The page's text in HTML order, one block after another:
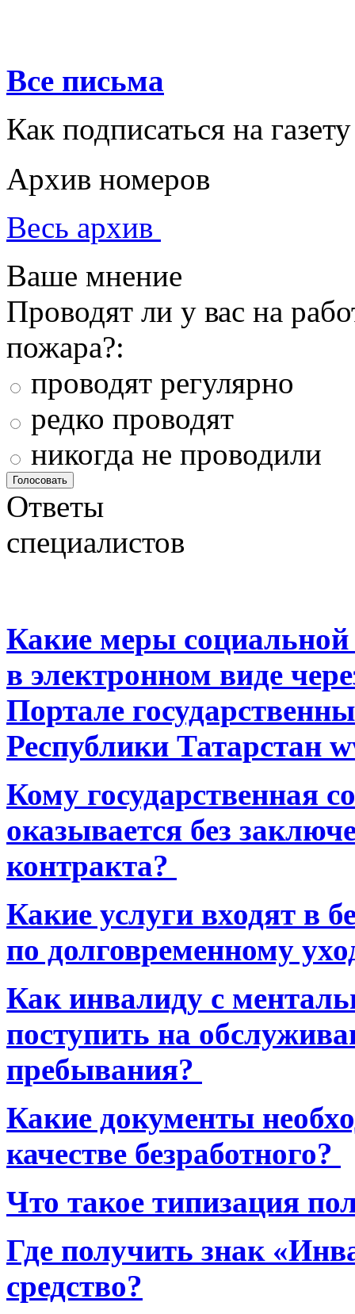
Все письма
Как подписаться на газету
Архив номеров
Весь архив
Ваше мнение
Проводят ли у вас на
пожара?:
проводят регулярно
редко проводят
никогда не проводили
Ответы
специалистов
Какие меры
в электронном виде
Портале
Республики Татарстан
Кому государственная
оказывается без
контракта?
Какие услуги входят в
по долговременному
Как инвалиду с
поступить на
пребывания?
Какие документы
качестве безработного?
Что такое типизация
Где получить знак
средство?